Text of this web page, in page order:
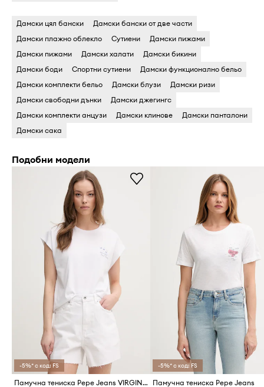
Дамски цял бански
Дамски бански oт две части
Дамски плажно облекло
Cутиени
Дамски пижами
Дамски пижами
Дамски халати
Дамски бикини
Дамски боди
Cпортни сутиени
Дамски функционално бельо
Дамски комплекти бельо
Дамски блузи
Дамски ризи
Дамски свободни дънки
Дамски джегингс
Дамски комплекти анцузи
Дамски клинове
Дамски панталони
Дамски сака
Подобни модели
-5%* с код: FS
Памучна тениска Pepe Jeans VIRGINIA
-5%* с код: FS
Памучна тениска Pepe Jeans